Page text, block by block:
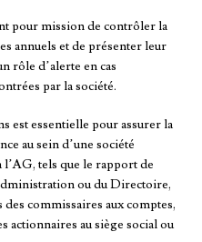
pour mission de contrôler la
annuels et de présenter leur
rôle d’alerte en cas
par la société.
est essentielle pour assurer la
au sein d’une société
tels que le rapport de
ou du Directoire,
commissaires aux comptes,
actionnaires au siège social ou